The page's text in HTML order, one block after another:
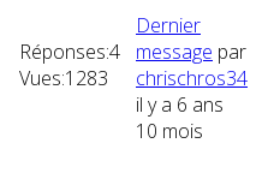
Réponses:4
Vues:1283
Dernier
message par
chrischros34
il y a 6 ans
10 mois